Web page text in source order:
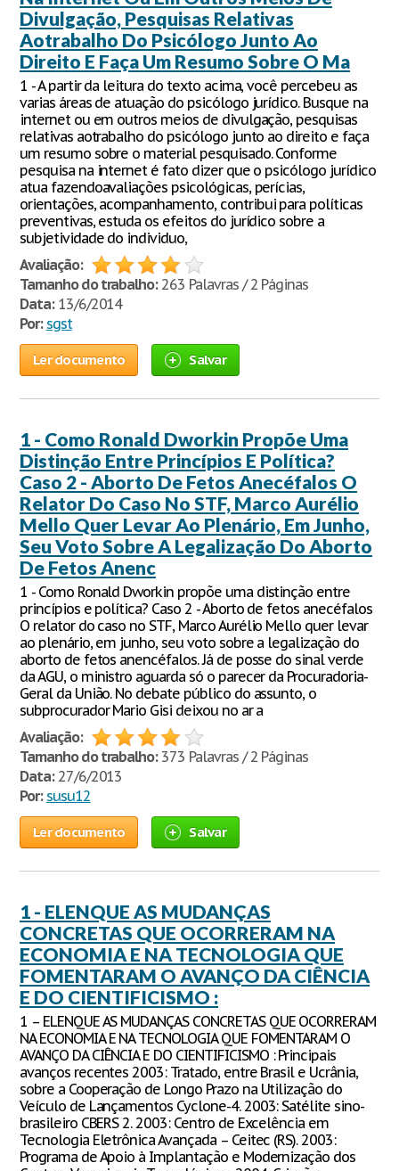
Divulgação, Pesquisas Relativas
Aotrabalho Do Psicólogo Junto Ao
Direito E Faça Um Resumo Sobre O Ma
1 - A partir da leitura do texto acima, você percebeu as
varias áreas de atuação do psicólogo jurídico. Busque na
internet ou em outros meios de divulgação, pesquisas
relativas aotrabalho do psicólogo junto ao direito e faça
um resumo sobre o material pesquisado. Conforme
pesquisa na internet é fato dizer que o psicólogo jurídico
atua fazendoavaliações psicológicas, perícias,
orientações, acompanhamento, contribui para políticas
preventivas, estuda os efeitos do jurídico sobre a
subjetividade do individuo,
Avaliação:
Tamanho do trabalho:263 Palavras / 2 Páginas
Data:13/6/2014
Por: sgst
Ler documento Salvar
1 - Como Ronald Dworkin Propõe Uma
Distinção Entre Princípios E Política?
Caso 2 - Aborto De Fetos Anecéfalos O
Relator Do Caso No STF, Marco Aurélio
Mello Quer Levar Ao Plenário, Em Junho,
Seu Voto Sobre A Legalização Do Aborto
De Fetos Anenc
1 - Como Ronald Dworkin propõe uma distinção entre
princípios e política? Caso 2 - Aborto de fetos anecéfalos
O relator do caso no STF, Marco Aurélio Mello quer levar
ao plenário, em junho, seu voto sobre a legalização do
aborto de fetos anencéfalos. Já de posse do sinal verde
da AGU, o ministro aguarda só o parecer da Procuradoria-
Geral da União. No debate público do assunto, o
subprocurador Mario Gisi deixou no ar a
Avaliação:
Tamanho do trabalho:373 Palavras / 2 Páginas
Data:27/6/2013
Por: susu12
Ler documento Salvar
1 - ELENQUE AS MUDANÇAS
CONCRETAS QUE OCORRERAM NA
ECONOMIA E NA TECNOLOGIA QUE
FOMENTARAM O AVANÇO DA CIÊNCIA
E DO CIENTIFICISMO :
1 – ELENQUE AS MUDANÇAS CONCRETAS QUE OCORRERAM
NA ECONOMIA E NA TECNOLOGIA QUE FOMENTARAM O
AVANÇO DA CIÊNCIA E DO CIENTIFICISMO : Principais
avanços recentes 2003: Tratado, entre Brasil e Ucrânia,
sobre a Cooperação de Longo Prazo na Utilização do
Veículo de Lançamentos Cyclone-4. 2003: Satélite sino-
brasileiro CBERS 2. 2003: Centro de Excelência em
Tecnologia Eletrônica Avançada – Ceitec (RS). 2003:
Programa de Apoio à Implantação e Modernização dos